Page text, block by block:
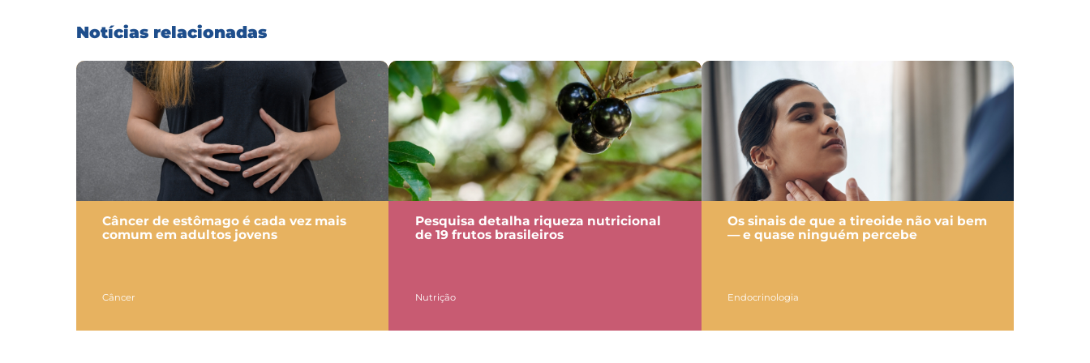
Notícias relacionadas
Câncer de estômago é cada vez mais
comum em adultos jovens
Câncer
Pesquisa detalha riqueza nutricional
de 19 frutos brasileiros
Nutrição
Os sinais de que a tireoide não vai bem
— e quase ninguém percebe
Endocrinologia